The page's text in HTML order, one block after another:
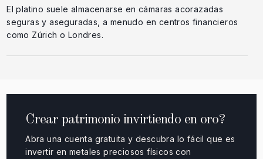
El platino suele almacenarse en cámaras acorazadas
seguras y aseguradas, a menudo en centros financieros
como Zúrich o Londres.
Crear patrimonio invirtiendo en oro?
Abra una cuenta gratuita y descubra lo fácil que es
invertir en metales preciosos físicos con